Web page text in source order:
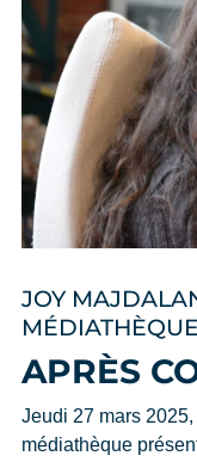
JOY
MÉDIATHÈQUE
APRÈS
Jeudi 27 mars
médiathèque